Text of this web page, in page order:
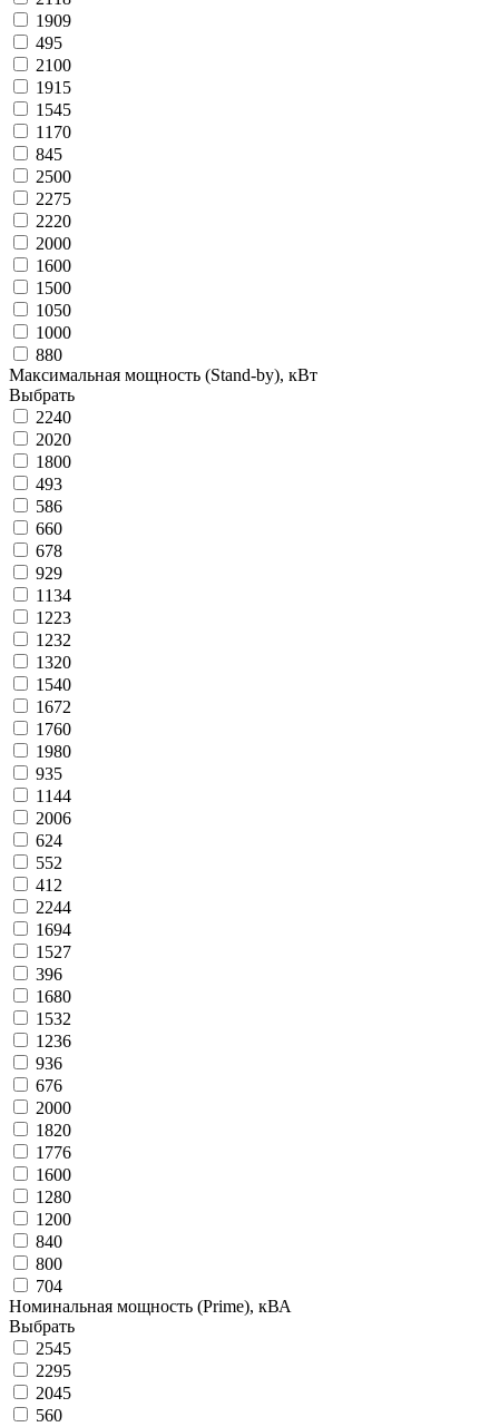
1909
495
2100
1915
1545
1170
845
2500
2275
2220
2000
1600
1500
1050
1000
880
Максимальная мощность (Stand-by), кВт
Выбрать
2240
2020
1800
493
586
660
678
929
1134
1223
1232
1320
1540
1672
1760
1980
935
1144
2006
624
552
412
2244
1694
1527
396
1680
1532
1236
936
676
2000
1820
1776
1600
1280
1200
840
800
704
Номинальная мощность (Prime), кВА
Выбрать
2545
2295
2045
560